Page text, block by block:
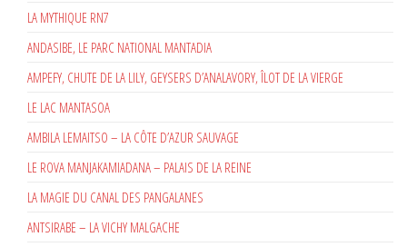
LA MYTHIQUE RN7
ANDASIBE, LE PARC NATIONAL MANTADIA
AMPEFY, CHUTE DE LA LILY, GEYSERS D’ANALAVORY, ÎLOT DE LA VIERGE
LE LAC MANTASOA
AMBILA LEMAITSO – LA CÔTE D’AZUR SAUVAGE
LE ROVA MANJAKAMIADANA – PALAIS DE LA REINE
LA MAGIE DU CANAL DES PANGALANES
ANTSIRABE – LA VICHY MALGACHE